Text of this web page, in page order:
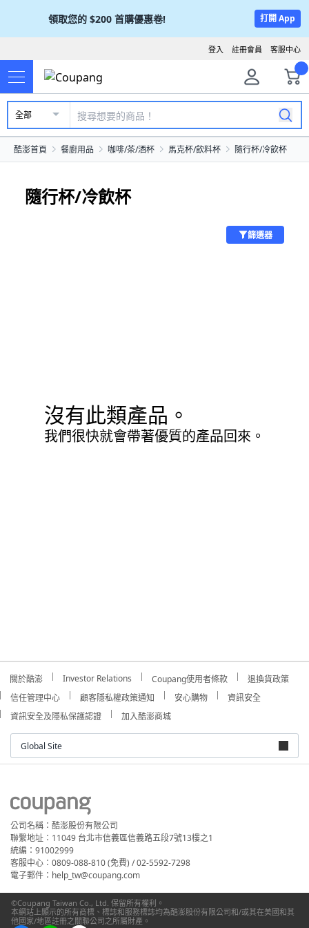
領取您的 $200 首購優惠卷! 打開 App
客服中心
註冊會員
登入
全部
酷澎首頁 餐廚用品 咖啡/茶/酒杯 馬克杯/飲料杯 隨行杯/冷飲杯
隨行杯/冷飲杯
篩選器
沒有此類產品。
我們很快就會帶著優質的產品回來。
關於酷澎 Investor Relations Coupang使用者條款
退換貨政策
信任管理中心
顧客隱私權政策通知 安心購物
資訊安全
資訊安全及隱私保護認證
加入酷澎商城
Global Site
公司名稱：酷澎股份有限公司
聯繫地址：11049 台北市信義區信義路五段7號13樓之1
統編：91002999
客服中心：0809-088-810 (免費) / 02-5592-7298
電子郵件：help_tw@coupang.com
©Coupang Taiwan Co., Ltd. 保留所有權利。
本網站上顯示的所有商標、標誌和服務標誌均為酷澎股份有限公司和/或其在美國和其
他國家/地區註冊之關聯公司之所屬財產。